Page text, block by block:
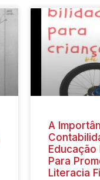
A
Educação
Para
Literacia